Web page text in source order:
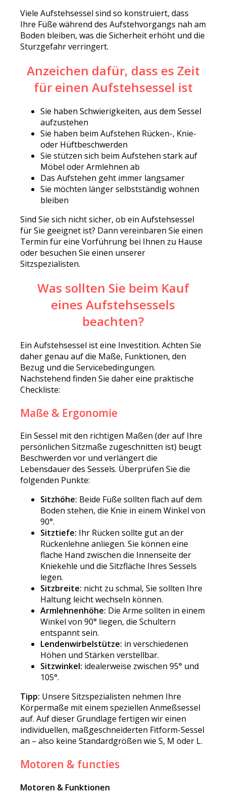
Viele Aufstehsessel sind so konstruiert, dass
Ihre Füße während des Aufstehvorgangs nah am
Boden bleiben, was die Sicherheit erhöht und die
Sturzgefahr verringert.
Anzeichen dafür, dass es Zeit
für einen Aufstehsessel ist
Sie haben Schwierigkeiten, aus dem Sessel
aufzustehen
Sie haben beim Aufstehen Rücken-, Knie-
oder Hüftbeschwerden
Sie stützen sich beim Aufstehen stark auf
Möbel oder Armlehnen ab
Das Aufstehen geht immer langsamer
Sie möchten länger selbstständig wohnen
bleiben
Sind Sie sich nicht sicher, ob ein Aufstehsessel
für Sie geeignet ist? Dann vereinbaren Sie einen
Termin für eine Vorführung bei Ihnen zu Hause
oder besuchen Sie einen unserer
Sitzspezialisten.
Was sollten Sie beim Kauf
eines Aufstehsessels
beachten?
Ein Aufstehsessel ist eine Investition. Achten Sie
daher genau auf die Maße, Funktionen, den
Bezug und die Servicebedingungen.
Nachstehend finden Sie daher eine praktische
Checkliste:
Maße & Ergonomie
Ein Sessel mit den richtigen Maßen (der auf Ihre
persönlichen Sitzmaße zugeschnitten ist) beugt
Beschwerden vor und verlängert die
Lebensdauer des Sessels. Überprüfen Sie die
folgenden Punkte:
Sitzhöhe: Beide Füße sollten flach auf dem
Boden stehen, die Knie in einem Winkel von
90°.
Sitztiefe: Ihr Rücken sollte gut an der
Rückenlehne anliegen. Sie können eine
flache Hand zwischen die Innenseite der
Kniekehle und die Sitzfläche Ihres Sessels
legen.
Sitzbreite: nicht zu schmal, Sie sollten Ihre
Haltung leicht wechseln können.
Armlehnenhöhe: Die Arme sollten in einem
Winkel von 90° liegen, die Schultern
entspannt sein.
Lendenwirbelstütze: in verschiedenen
Höhen und Stärken verstellbar.
Sitzwinkel: idealerweise zwischen 95° und
105°.
Tipp: Unsere Sitzspezialisten nehmen Ihre
Körpermaße mit einem speziellen Anmeßsessel
auf. Auf dieser Grundlage fertigen wir einen
individuellen, maßgeschneiderten Fitform-Sessel
an – also keine Standardgrößen wie S, M oder L.
Motoren & functies
Motoren & Funktionen